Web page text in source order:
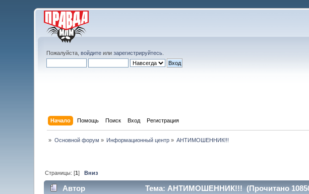
Пожалуйста,войдите илизарегистрируйтесь
Начало Помощь Поиск Вход Регистрация
» Основной форум » Информационный центр » АНТИМОШЕННИК!!!
Страницы: [1]Вниз
Автор Тема: АНТИМОШЕННИК!!! (Прочитано